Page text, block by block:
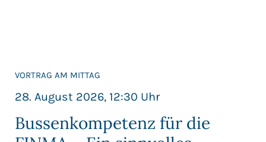
VORTRAG AM MITTAG
28. August 2026, 12:30 Uhr
Bussenkompetenz für die